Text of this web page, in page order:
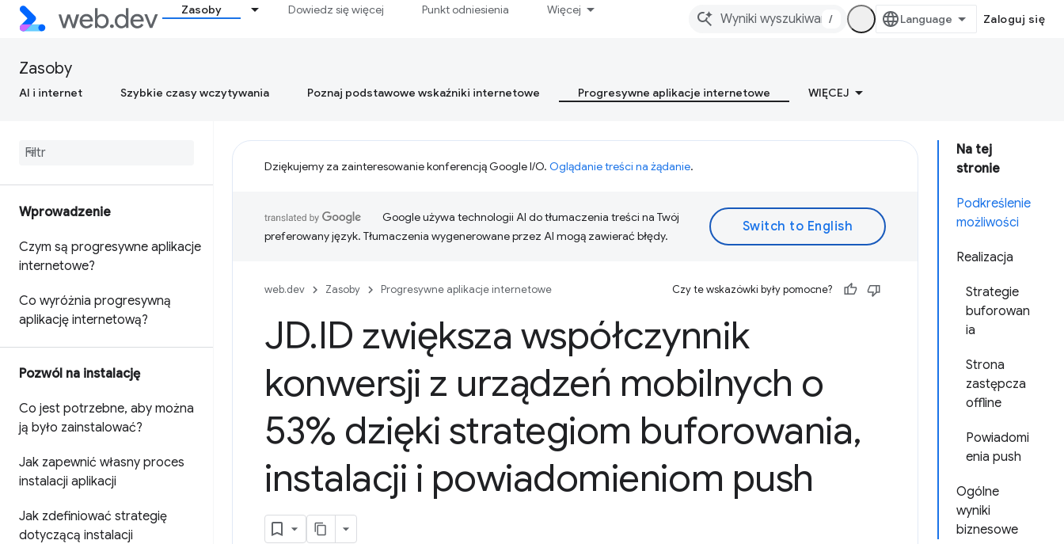
Zasoby Dowiedz się więcej Punkt odniesienia Więcej
/ Zaloguj się
Zasoby
AI i internet Szybkie czasy wczytywania Poznaj podstawowe wskaźniki internetowe Progresywne aplikacje internetowe WIĘCEJ
Wprowadzenie
Czym są progresywne aplikacje
internetowe?
Co wyróżnia progresywną
aplikację internetową?
Pozwól na instalację
Co jest potrzebne, aby można
ją było zainstalować?
Jak zapewnić własny proces
instalacji aplikacji
Jak zdefiniować strategię
dotyczącą instalacji
Na tej
stronie
Podkreślenie
możliwości
Realizacja
Strategie
buforowan
ia
Strona
zastępcza
offline
Powiadomi
enia push
Ogólne
wyniki
biznesowe
Dziękujemy za zainteresowanie konferencją Google I/O. Oglądanie treści na żądanie.
Google używa technologii AI do tłumaczenia treści na Twój
preferowany język. Tłumaczenia wygenerowane przez AI mogą zawierać błędy.
web.dev Zasoby Progresywne aplikacje internetowe Czy te wskazówki były pomocne?
JD.ID zwiększa współczynnik
konwersji z urządzeń mobilnych o
53% dzięki strategiom buforowania,
instalacji i powiadomieniom push